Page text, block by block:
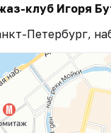
клуб Игоря
Петербург,